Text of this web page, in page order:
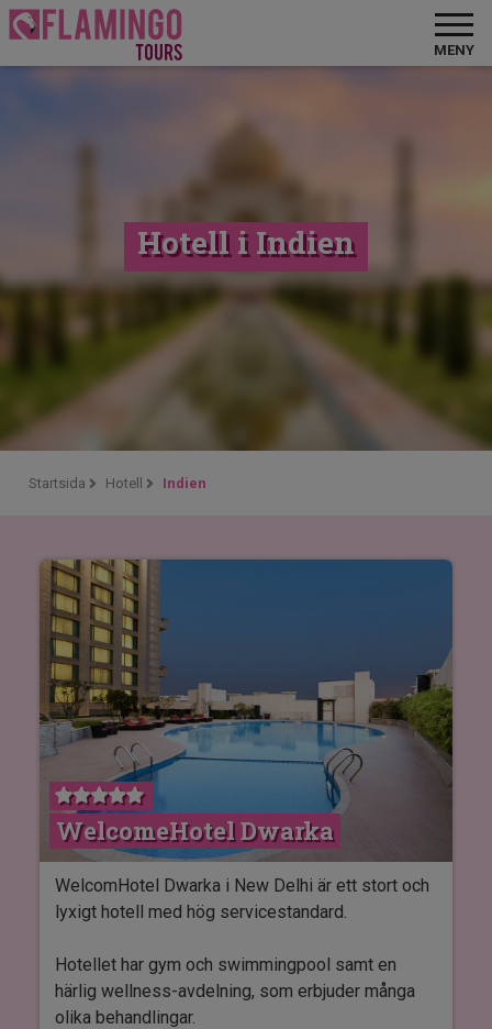
MENY
Hotell i Indien
Startsida Hotell Indien
WelcomeHotel Dwarka
WelcomHotel Dwarka i New Delhi är ett stort och
lyxigt hotell med hög servicestandard.
Hotellet har gym och swimmingpool samt en
härlig wellness-avdelning, som erbjuder många
olika behandlingar.